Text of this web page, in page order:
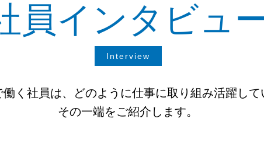
員インタビュ
Interview
働く社員は、どのように仕事に取り組み活躍して
その一端をご紹介します。